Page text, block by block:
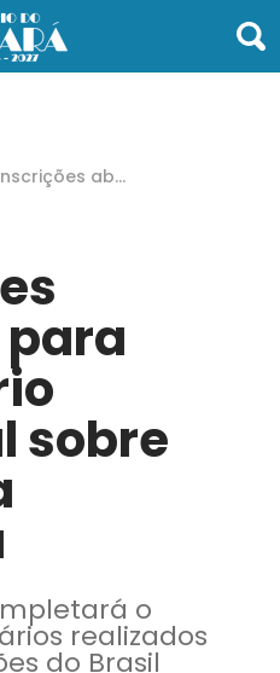
aber
sobre
o
realizados
do Brasil